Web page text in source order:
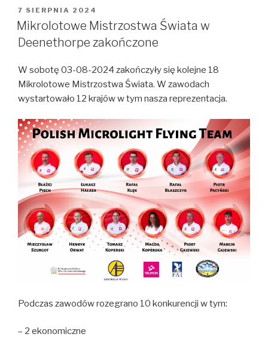
OPUBLIKOWANE
W
7 SIERPNIA 2024
Mikrolotowe Mistrzostwa Świata w
Deenethorpe zakończone
W sobotę 03-08-2024 zakończyły się kolejne 18
Mikrolotowe Mistrzostwa Świata. W zawodach
wystartowało 12 krajów w tym nasza reprezentacja.
Podczas zawodów rozegrano 10 konkurencji w tym:
– 2 ekonomiczne